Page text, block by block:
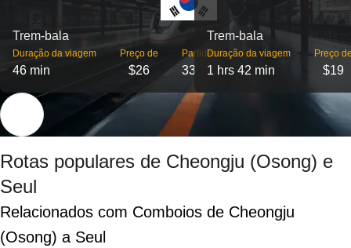
Trem-bala
Duração da viagem
46 min
Preço de
$26
Partidas
33
Trem-bala
Duração da viagem
1 hrs 42 min
Preço
$19
Rotas populares de Cheongju (Osong) e
Seul
Relacionados com Comboios de Cheongju
(Osong) a Seul